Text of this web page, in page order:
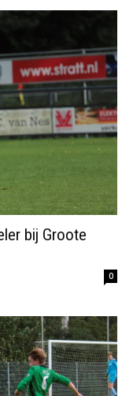
bij Groote
0